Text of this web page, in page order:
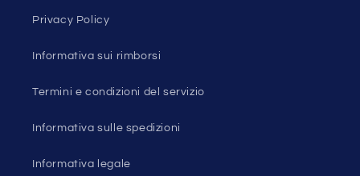
Privacy Policy
Informativa sui rimborsi
Termini e condizioni del servizio
Informativa sulle spedizioni
Informativa legale